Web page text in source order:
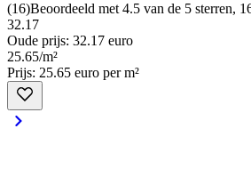
(16)Beoordeeld met 4.5 van de 5 sterren,
32.17
Oude prijs: 32.17 euro
25.65/m²
Prijs: 25.65 euro per m²